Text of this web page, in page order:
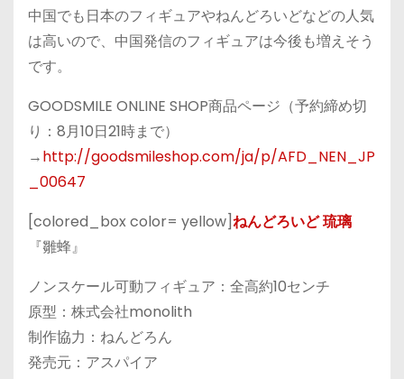
中国でも日本のフィギュアやねんどろいどなどの人気
は高いので、中国発信のフィギュアは今後も増えそう
です。
GOODSMILE ONLINE SHOP商品ページ（予約締め切
り：8月10日21時まで）
→http://goodsmileshop.com/ja/p/AFD_NEN_JP
_00647
[colored_box color= yellow]ねんどろいど 琉璃
『雛蜂』
ノンスケール可動フィギュア：全高約10センチ
原型：株式会社monolith
制作協力：ねんどろん
発売元：アスパイア